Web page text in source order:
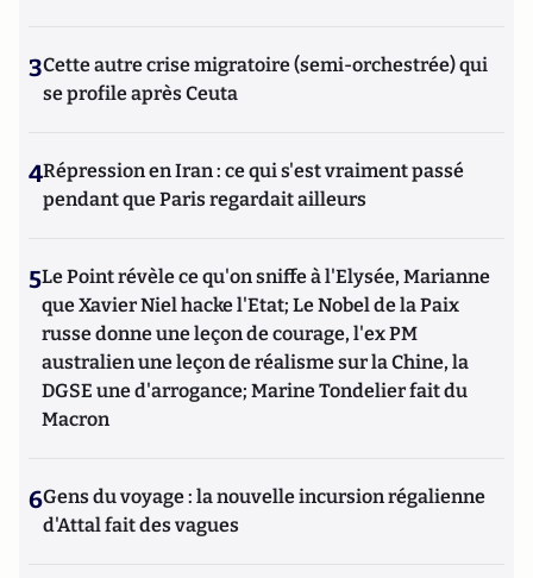
3Cette autre crise migratoire (semi-orchestrée) qui
se profile après Ceuta
4Répression en Iran : ce qui s'est vraiment passé
pendant que Paris regardait ailleurs
5Le Point révèle ce qu'on sniffe à l'Elysée, Marianne
que Xavier Niel hacke l'Etat; Le Nobel de la Paix
russe donne une leçon de courage, l'ex PM
australien une leçon de réalisme sur la Chine, la
DGSE une d'arrogance; Marine Tondelier fait du
Macron
6Gens du voyage : la nouvelle incursion régalienne
d'Attal fait des vagues